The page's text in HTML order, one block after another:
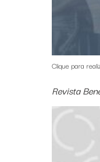
Clique para
Revista